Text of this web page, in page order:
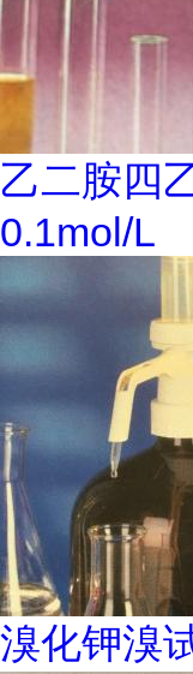
乙二胺四
0.1mol/L
溴化钾溴